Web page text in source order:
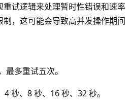
试逻辑来处理暂时性错误和速率
，这可能会导致高并发操作期间
最多重试五次。
秒、8 秒、16 秒、32 秒。